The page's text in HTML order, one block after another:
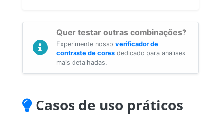
Quer testar outras combinações?
Experimente nosso verificador de
contraste de cores dedicado para análises
mais detalhadas.
Casos de uso práticos